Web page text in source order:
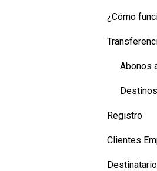
¿Cómo
Abonos
Destinos
Registro
Registro
Registro
Clientes